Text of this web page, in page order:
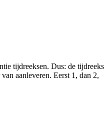
tijdreeksen. Dus: de tijdreeks
aanleveren. Eerst 1, dan 2,